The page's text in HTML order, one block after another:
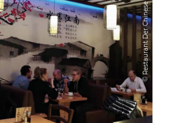
© Restaurant Der Chinese